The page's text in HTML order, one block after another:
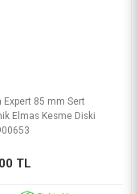
Expert 85 mm Sert
Elmas Kesme Diski
TL